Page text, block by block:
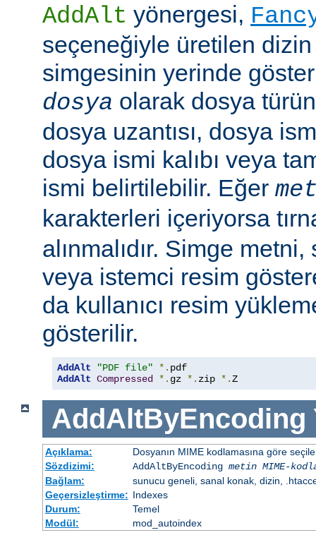
AddAlt yönergesi,
seçeneğiyle üretilen
simgesinin yerinde
dosya olarak dosya
dosya uzantısı, dosya
dosya ismi kalıbı veya
ismi belirtilebilir. Eğer
karakterleri içeriyorsa
alınmalıdır. Simge
veya istemci resim
da kullanıcı resim
gösterilir.
AddAlt "PDF file" *.
AddAlt Compressed *. gz *. zip *.Z
AddAltByEncoding
Açıklama:
Dosyanın MIME kodlamasına göre
Sözdizimi:
AddAltByEncoding metin MIME-
Bağlam:
sunucu geneli, sanal konak, dizin,
Geçersizleştirme: Indexes
Durum:
Temel
Modül:
mod_autoindex